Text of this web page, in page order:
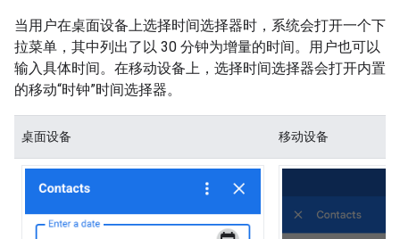
当用户在桌面设备上选择时间选择器时，系统会打开一个下
拉菜单，其中列出了以 30 分钟为增量的时间。用户也可以
输入具体时间。在移动设备上，选择时间选择器会打开内置
的移动“时钟”时间选择器。
桌面设备 移动设备